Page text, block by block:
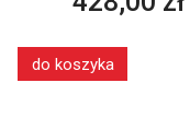
do koszyka